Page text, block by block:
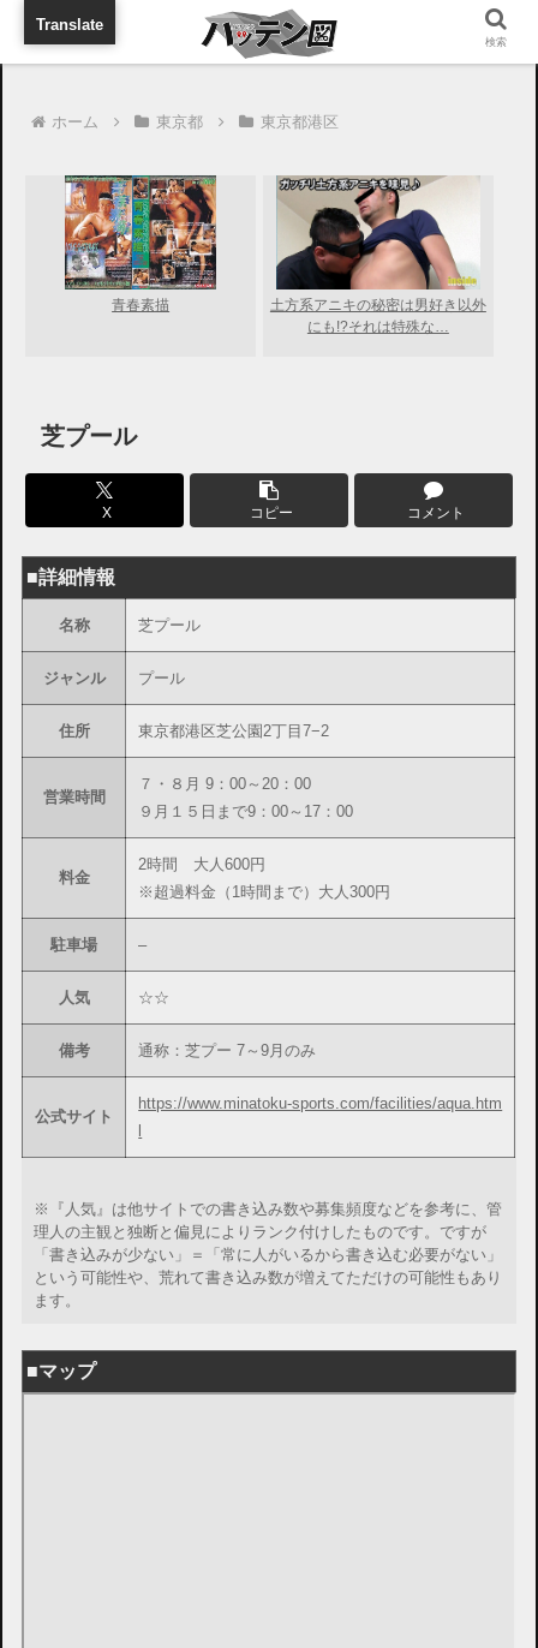
旅行に出張に待ち合わせに
ホーム 東京都 東京都港区
青春素描
土方系アニキの秘密は男好き以外
にも!?それは特殊な…
芝プール
X コピー コメント
■詳細情報
名称 芝プール
ジャンル プール
住所 東京都港区芝公園2丁目7−2
営業時間
７・８月 9：00～20：00
９月１５日まで9：00～17：00
料金
2時間 大人600円
※超過料金（1時間まで）大人300円
駐車場 –
人気 ☆☆
備考 通称：芝プー 7～9月のみ
公式サイト
https://www.minatoku-sports.com/facilities/aqua.htm
※『人気』は他サイトでの書き込み数や募集頻度などを参考に、管
理人の主観と独断と偏見によりランク付けしたものです。ですが
「書き込みが少ない」＝「常に人がいるから書き込む必要がない」
という可能性や、荒れて書き込み数が増えてただけの可能性もあり
ます。
■マップ
検索
Translate